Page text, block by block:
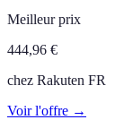
Meilleur prix
444,96 €
chez Rakuten FR
Voir l'offre →